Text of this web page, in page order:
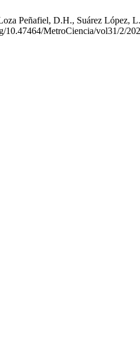
Peñafiel, D.H., Suárez López,
10.47464/MetroCiencia/vol31/2/